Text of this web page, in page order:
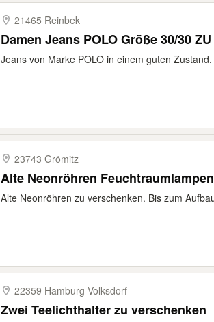
21465 Reinbek
Damen Jeans POLO Größe 30/30
Jeans von Marke POLO in einem guten
23743 Grömitz
Alte Neonröhren
Alte Neonröhren zu verschenken. Bis zum
22359 Hamburg Volksdorf
Zwei Teelichthalter zu verschenken